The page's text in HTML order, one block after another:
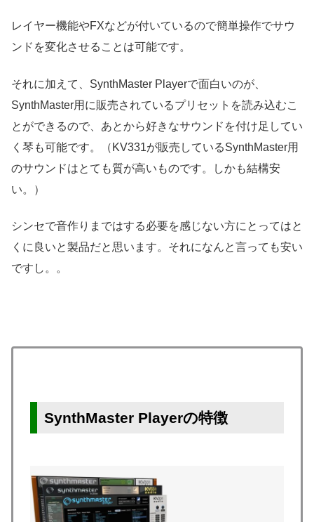
レイヤー機能やFXなどが付いているので簡単操作でサウ
ンドを変化させることは可能です。
それに加えて、SynthMaster Playerで面白いのが、
SynthMaster用に販売されているプリセットを読み込むこ
とができるので、あとから好きなサウンドを付け足してい
く琴も可能です。（KV331が販売しているSynthMaster用
のサウンドはとても質が高いものです。しかも結構安
い。）
シンセで音作りまではする必要を感じない方にとってはと
くに良いと製品だと思います。それになんと言っても安い
ですし。。
SynthMaster Playerの特徴